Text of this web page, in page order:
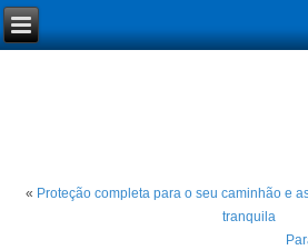
« Proteção completa para o seu caminhão e
tranquila